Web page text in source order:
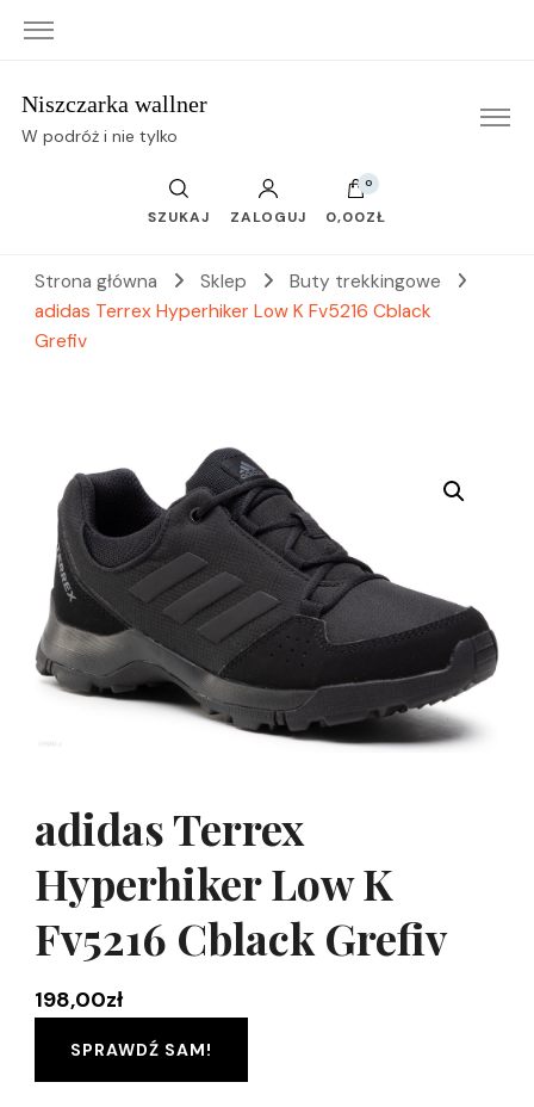
Niszczarka wallner
W podróż i nie tylko
SZUKAJ ZALOGUJ
0
0,00ZŁ
Strona główna Sklep
Buty trekkingowe
adidas Terrex Hyperhiker Low K Fv5216 Cblack
Grefiv
adidas Terrex
Hyperhiker Low K
Fv5216 Cblack Grefiv
198,00zł
SPRAWDŹ SAM!